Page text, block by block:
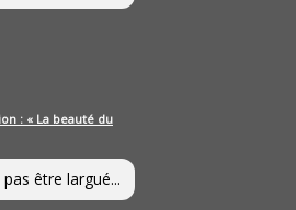
: « La beauté du
être largué...